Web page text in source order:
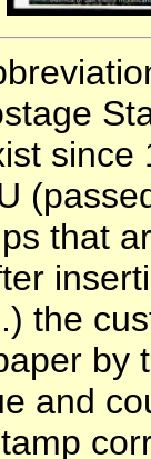
that
the
by
and